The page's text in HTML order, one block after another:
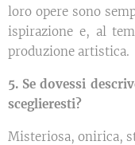
loro opere sono
ispirazione e, al
produzione artistica.
5. Se dovessi
sceglieresti?
Misteriosa, onirica,